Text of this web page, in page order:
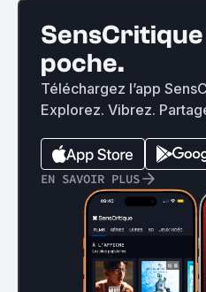
poche.
Téléchargez l’app
Explorez. Vibrez.
EN SAVOIR PLUS